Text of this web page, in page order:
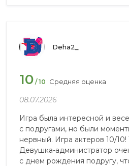
Deha2_
10 / 10 Средняя оценка
08.07.2026
Игра была интересной и
с подругами, но были
нервный. Игра актеров 10/10!
Девушка-администратор
с днем рождения подругу,